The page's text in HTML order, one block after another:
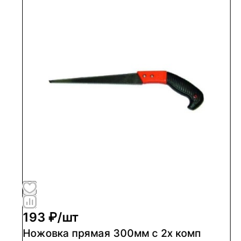
193 ₽/шт
Ножовка прямая 300мм с 2х комп